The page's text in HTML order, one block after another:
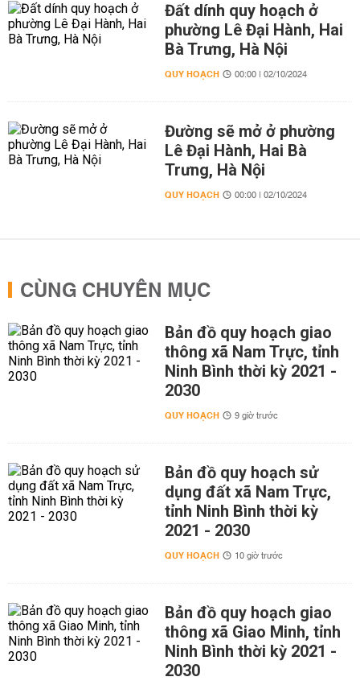
Đất dính quy hoạch ở
phường Lê Đại Hành, Hai
Bà Trưng, Hà Nội
QUY HOẠCH 00:00 | 02/10/2024
Đường sẽ mở ở phường
Lê Đại Hành, Hai Bà
Trưng, Hà Nội
QUY HOẠCH 00:00 | 02/10/2024
CÙNG CHUYÊN MỤC
Bản đồ quy hoạch giao
thông xã Nam Trực, tỉnh
Ninh Bình thời kỳ 2021 -
2030
QUY HOẠCH 9 giờ trước
Bản đồ quy hoạch sử
dụng đất xã Nam Trực,
tỉnh Ninh Bình thời kỳ
2021 - 2030
QUY HOẠCH 10 giờ trước
Bản đồ quy hoạch giao
thông xã Giao Minh, tỉnh
Ninh Bình thời kỳ 2021 -
2030